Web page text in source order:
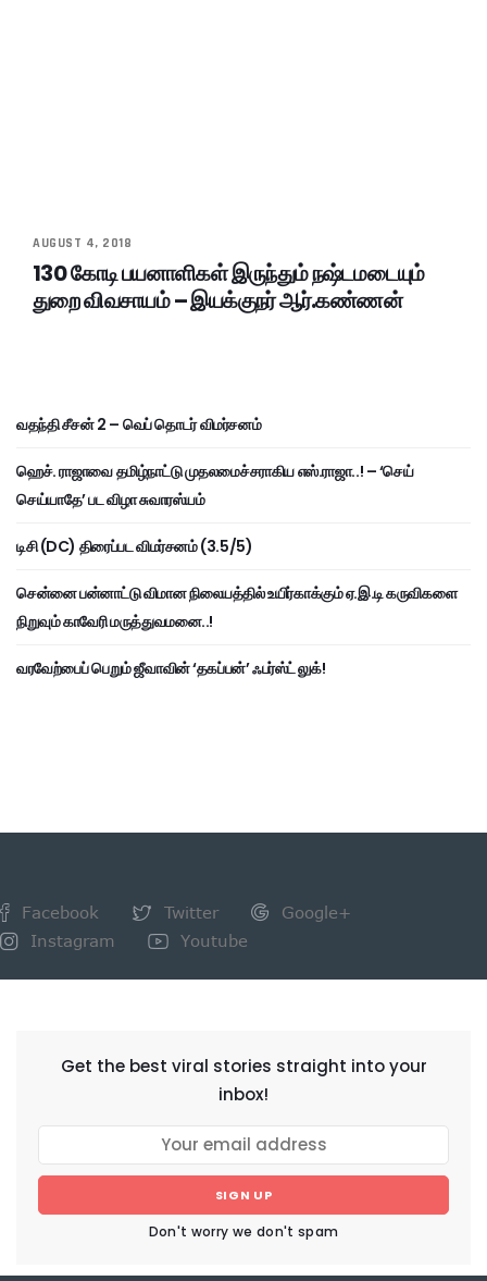
AUGUST 4, 2018
130 கோடி பயனாளிகள் இருந்தும் நஷ்டமடையும்
துறை விவசாயம் – இயக்குநர் ஆர்.கண்ணன்
வதந்தி சீசன் 2 – வெப் தொடர் விமர்சனம்
ஹெச். ராஜாவை தமிழ்நாட்டு முதலமைச்சராகிய எஸ்.ராஜா..! – ‘செய்
செய்யாதே’ பட விழா சுவாரஸ்யம்
டிசி (DC) திரைப்பட விமர்சனம் (3.5/5)
சென்னை பன்னாட்டு விமான நிலையத்தில் உயிர்காக்கும் ஏ.இ.டி கருவிகளை
நிறுவும் காவேரி மருத்துவமனை..!
வரவேற்பைப் பெறும் ஜீவாவின் ‘தகப்பன்’ ஃபர்ஸ்ட் லுக்!
Facebook Twitter
Google+
Instagram
Youtube
Get the best viral stories straight into your
inbox!
SIGN UP
Don't worry we don't spam